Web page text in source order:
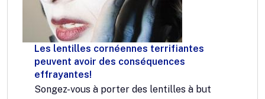
Les lentilles cornéennes terrifiantes
peuvent avoir des conséquences
effrayantes!
Songez-vous à porter des lentilles à but